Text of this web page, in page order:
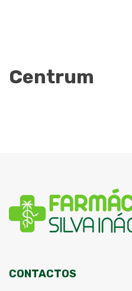
Centrum
CONTACTOS